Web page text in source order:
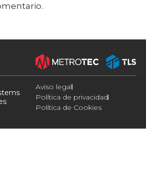
Aviso legal
Política de privacidad
Política de Cookies